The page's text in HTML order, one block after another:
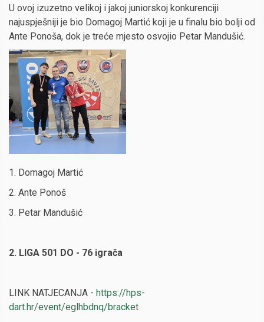
U ovoj izuzetno velikoj i jakoj juniorskoj konkurenciji
najuspješniji je bio Domagoj Martić koji je u finalu bio bolji od
Ante Ponoša, dok je treće mjesto osvojio Petar Mandušić.
1. Domagoj Martić
2. Ante Ponoš
3. Petar Mandušić
2. LIGA 501 DO - 76 igrača
LINK NATJECANJA - https://hps-
dart.hr/event/eglhbdnq/bracket